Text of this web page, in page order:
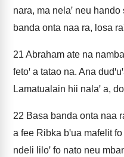
nara, ma nelaꞌ neu hando
banda onta naa ra, losa
21 Abraham ate na
fetoꞌ a tatao na. Ana
Lamatualain hii nalaꞌ a,
22 Basa banda onta naa
a fee Ribka bꞌua mafelit
ndeli liloꞌ fo nato neu